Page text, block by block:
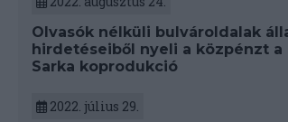
Olvasók nélküli bulvároldalak
hirdetéseiből nyeli a közpénzt a
Sarka koprodukció
2022. július 29.